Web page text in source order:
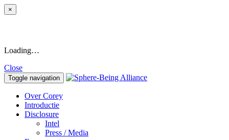
×
Loading…
Close
Toggle navigation
Over Corey
Introductie
Disclosure
Intel
Press / Media